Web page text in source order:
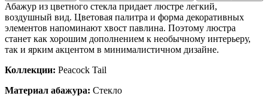
Абажур из цветного стекла придает люстре легкий,
воздушный вид. Цветовая палитра и форма декоративных
элементов напоминают хвост павлина. Поэтому люстра
станет как хорошим дополнением к необычному интерьеру,
так и ярким акцентом в минималистичном дизайне.
Коллекции: Peacock Tail
Материал абажура: Стекло